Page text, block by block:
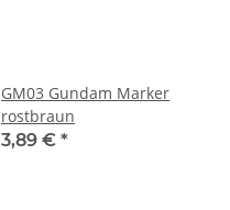
GM03 Gundam Marker
rostbraun
3,89 € *